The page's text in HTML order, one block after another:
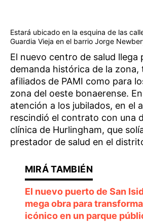
Estará ubicado en la esquina de las
Guardia Vieja en el barrio Jorge
El nuevo centro de salud llega
demanda histórica de la
afiliados de PAMI como para
zona del oeste bonaerense.
atención a los jubilados, en el
rescindió el contrato con una
clínica de Hurlingham, que
prestador de salud en el
El nuevo puerto de San
mega obra para
icónico en un parque